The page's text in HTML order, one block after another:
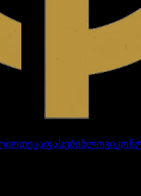
ფასებიბლოგი